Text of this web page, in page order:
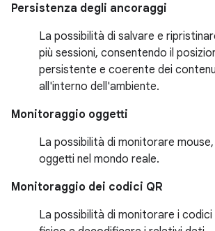
Persistenza degli ancoraggi
La possibilità di salvare e
più sessioni, consentendo il
persistente e coerente dei
all'interno dell'ambiente.
Monitoraggio oggetti
La possibilità di monitorare
oggetti nel mondo reale.
Monitoraggio dei codici QR
La possibilità di monitorare i codici